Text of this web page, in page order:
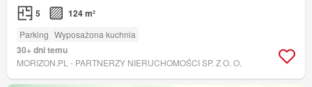
5 124 m²
Parking Wyposażona kuchnia
30+ dni temu
MORIZON.PL - PARTNERZY NIERUCHOMOŚCI SP. Z O. O.